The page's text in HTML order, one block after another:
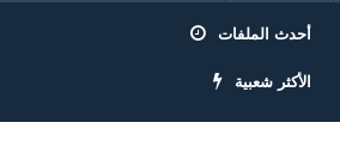
أحدث الملفات
الأكثر شعبية